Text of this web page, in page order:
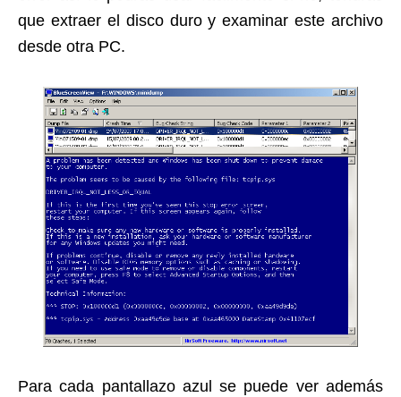
que extraer el disco duro y examinar este archivo
desde otra PC.
Para cada pantallazo azul se puede ver además